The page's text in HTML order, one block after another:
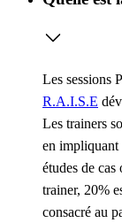
Les sessions
R.A.I.S.E
Les trainers
en impliquant
études de cas
trainer, 20%
consacré au